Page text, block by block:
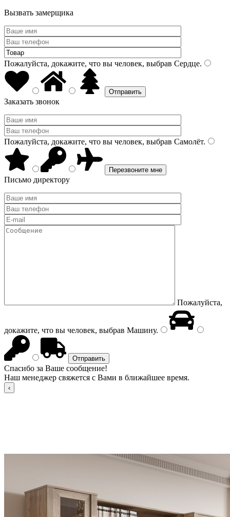
Вызвать замерщика
Пожалуйста, докажите, что вы человек, выбрав Сердце.
Заказать звонок
Пожалуйста, докажите, что вы человек, выбрав Самолёт.
Письмо директору
Пожалуйста,
докажите, что вы человек, выбрав Машину.
Спасибо за Ваше сообщение!
Наш менеджер свяжется с Вами в ближайшее время.